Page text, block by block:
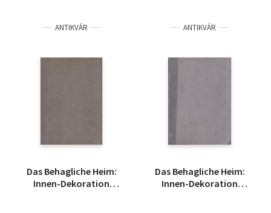
ANTIKVÁR
Das Behagliche Heim:
Innen-Dekoration
ANTIKVÁR
Das Behagliche Heim:
Innen-Dekoration